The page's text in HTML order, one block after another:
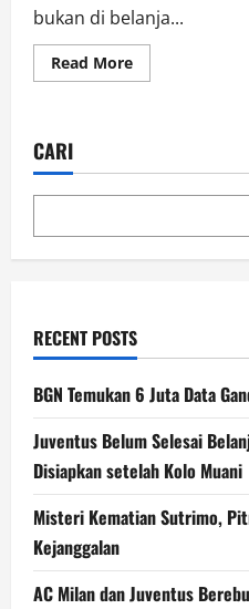
bukan di belanja...
Read MoreRead
more
Admin
Saldo
Cepat
CARI
RECENT POSTS
BGN Temukan 6 Juta Data
Juventus Belum Selesai
Disiapkan setelah Kolo Muani
Misteri Kematian Sutrimo,
Kejanggalan
AC Milan dan Juventus